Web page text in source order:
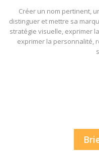
Créer un nom pertinent,
distinguer et mettre sa
stratégie visuelle, exprimer
exprimer la personnalité,